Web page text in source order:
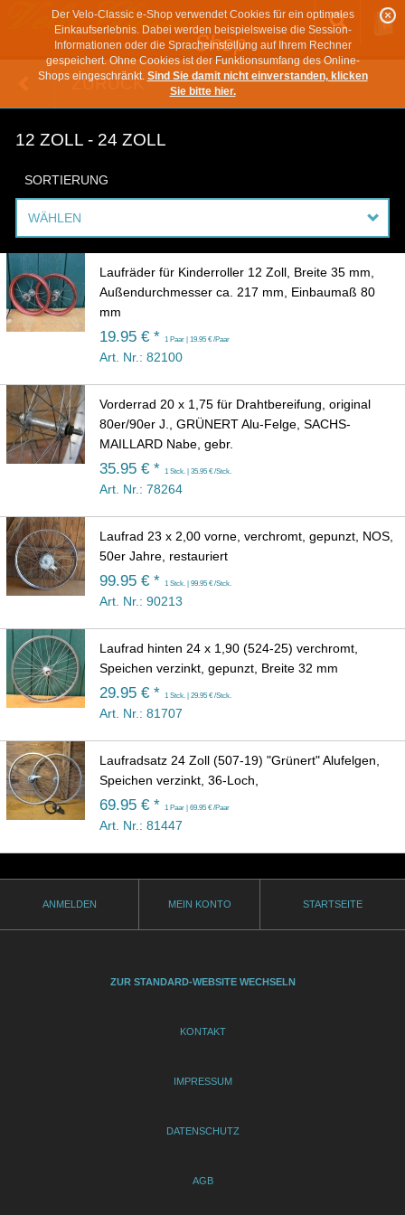
Der Velo-Classic e-Shop verwendet Cookies für ein optimales
Einkaufserlebnis. Dabei werden beispielsweise die Session-
Informationen oder die Spracheinstellung auf Ihrem Rechner
gespeichert. Ohne Cookies ist der Funktionsumfang des Online-
Shops eingeschränkt. Sind Sie damit nicht einverstanden, klicken
Sie bitte hier.
ZURÜCK
12 ZOLL - 24 ZOLL
SORTIERUNG
WÄHLEN
Laufräder für Kinderroller 12 Zoll, Breite 35 mm,
Außendurchmesser ca. 217 mm, Einbaumaß 80
mm
19.95 € * 1 Paar | 19.95 € /Paar
Art. Nr.: 82100
Vorderrad 20 x 1,75 für Drahtbereifung, original
80er/90er J., GRÜNERT Alu-Felge, SACHS-
MAILLARD Nabe, gebr.
35.95 € * 1 Stck. | 35.95 € /Stck.
Art. Nr.: 78264
Laufrad 23 x 2,00 vorne, verchromt, gepunzt, NOS,
50er Jahre, restauriert
99.95 € * 1 Stck. | 99.95 € /Stck.
Art. Nr.: 90213
Laufrad hinten 24 x 1,90 (524-25) verchromt,
Speichen verzinkt, gepunzt, Breite 32 mm
29.95 € * 1 Stck. | 29.95 € /Stck.
Art. Nr.: 81707
Laufradsatz 24 Zoll (507-19) "Grünert" Alufelgen,
Speichen verzinkt, 36-Loch,
69.95 € * 1 Paar | 69.95 € /Paar
Art. Nr.: 81447
ANMELDEN MEIN KONTO STARTSEITE
ZUR STANDARD-WEBSITE WECHSELN
KONTAKT
IMPRESSUM
DATENSCHUTZ
AGB